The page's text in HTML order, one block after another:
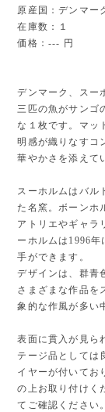
原産国：デンマー
在庫数：１
価格：--- 円
デンマーク、スー
三匹の魚がサンゴ
な１枚です。マッ
明感が織りなすコ
華やかさを添えて
スーホルムはバル
た名窯。ボーンホ
アトリエやギャラ
ーホルムは1996年
手ができます。
デザインは、群青
さまざまな作品を
象的な作風が多い
表面に貫入が見ら
テージ品としては
イヤーが付いてお
の上お取り付けく
てご確認ください。